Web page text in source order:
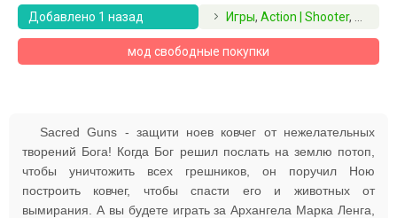
Добавлено 1 назад Игры, Action | Shooter,
мод свободные покупки
Sacred Guns - защити ноев ковчег от нежелательных
творений Бога! Когда Бог решил послать на землю потоп,
чтобы уничтожить всех грешников, он поручил Ною
построить ковчег, чтобы спасти его и животных от
вымирания. А вы будете играть за Архангела Марка Ленга,